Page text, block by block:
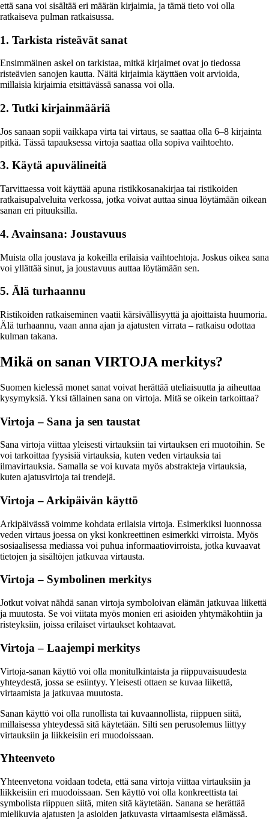
että sana voi sisältää eri määrän kirjaimia, ja tämä tieto voi olla
ratkaiseva pulman ratkaisussa.
1. Tarkista risteävät sanat
Ensimmäinen askel on tarkistaa, mitkä kirjaimet ovat jo tiedossa
risteävien sanojen kautta. Näitä kirjaimia käyttäen voit arvioida,
millaisia kirjaimia etsittävässä sanassa voi olla.
2. Tutki kirjainmääriä
Jos sanaan sopii vaikkapa virta tai virtaus, se saattaa olla 6–8 kirjainta
pitkä. Tässä tapauksessa virtoja saattaa olla sopiva vaihtoehto.
3. Käytä apuvälineitä
Tarvittaessa voit käyttää apuna ristikkosanakirjaa tai ristikoiden
ratkaisupalveluita verkossa, jotka voivat auttaa sinua löytämään oikean
sanan eri pituuksilla.
4. Avainsana: Joustavuus
Muista olla joustava ja kokeilla erilaisia vaihtoehtoja. Joskus oikea sana
voi yllättää sinut, ja joustavuus auttaa löytämään sen.
5. Älä turhaannu
Ristikoiden ratkaiseminen vaatii kärsivällisyyttä ja ajoittaista huumoria.
Älä turhaannu, vaan anna ajan ja ajatusten virrata – ratkaisu odottaa
kulman takana.
Mikä on sanan VIRTOJA merkitys?
Suomen kielessä monet sanat voivat herättää uteliaisuutta ja aiheuttaa
kysymyksiä. Yksi tällainen sana on virtoja. Mitä se oikein tarkoittaa?
Virtoja – Sana ja sen taustat
Sana virtoja viittaa yleisesti virtauksiin tai virtauksen eri muotoihin. Se
voi tarkoittaa fyysisiä virtauksia, kuten veden virtauksia tai
ilmavirtauksia. Samalla se voi kuvata myös abstrakteja virtauksia,
kuten ajatusvirtoja tai trendejä.
Virtoja – Arkipäivän käyttö
Arkipäivässä voimme kohdata erilaisia virtoja. Esimerkiksi luonnossa
veden virtaus joessa on yksi konkreettinen esimerkki virroista. Myös
sosiaalisessa mediassa voi puhua informaatiovirroista, jotka kuvaavat
tietojen ja sisältöjen jatkuvaa virtausta.
Virtoja – Symbolinen merkitys
Jotkut voivat nähdä sanan virtoja symboloivan elämän jatkuvaa liikettä
ja muutosta. Se voi viitata myös monien eri asioiden yhtymäkohtiin ja
risteyksiin, joissa erilaiset virtaukset kohtaavat.
Virtoja – Laajempi merkitys
Virtoja-sanan käyttö voi olla monitulkintaista ja riippuvaisuudesta
yhteydestä, jossa se esiintyy. Yleisesti ottaen se kuvaa liikettä,
virtaamista ja jatkuvaa muutosta.
Sanan käyttö voi olla runollista tai kuvaannollista, riippuen siitä,
millaisessa yhteydessä sitä käytetään. Silti sen perusolemus liittyy
virtauksiin ja liikkeisiin eri muodoissaan.
Yhteenveto
Yhteenvetona voidaan todeta, että sana virtoja viittaa virtauksiin ja
liikkeisiin eri muodoissaan. Sen käyttö voi olla konkreettista tai
symbolista riippuen siitä, miten sitä käytetään. Sanana se herättää
mielikuvia ajatusten ja asioiden jatkuvasta virtaamisesta elämässä.